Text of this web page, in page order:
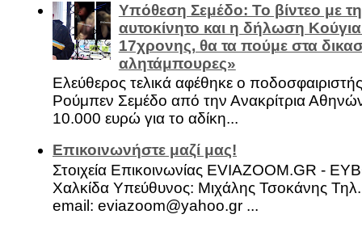
Υπόθεση Σεμέδο: Το βίντεο με
αυτοκίνητο και η δήλωση
17χρονης, θα τα πούμε στα
αλητάμπουρες»
Ελεύθερος τελικά αφέθηκε ο
Ρούμπεν Σεμέδο από την Ανακρίτρια
10.000 ευρώ για το αδίκη...
Επικοινωνήστε μαζί μας!
Στοιχεία Επικοινωνίας EVIAZOOM.GR -
Χαλκίδα Υπεύθυνος: Μιχάλης Τσοκάνης
email: eviazoom@yahoo.gr ...